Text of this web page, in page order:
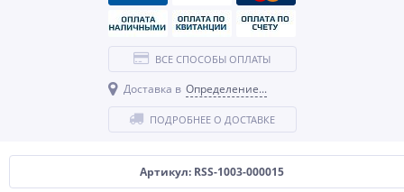
Артикул: RSS-1003-000015
ВСЕ СПОСОБЫ ОПЛАТЫ
Доставка в Определение...
ПОДРОБНЕЕ О ДОСТАВКЕ